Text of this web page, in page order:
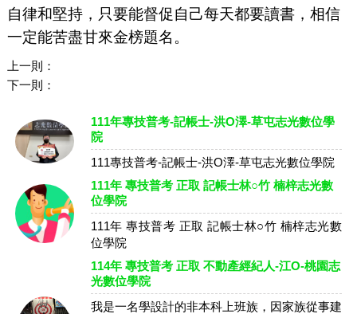
自律和堅持，只要能督促自己每天都要讀書，相信
一定能苦盡甘來金榜題名。
上一則：
下一則：
111年專技普考-記帳士-洪O澤-草屯志光數位學
院
111專技普考-記帳士-洪O澤-草屯志光數位學院
111年 專技普考 正取 記帳士林○竹 楠梓志光數
位學院
111年 專技普考 正取 記帳士林○竹 楠梓志光數
位學院
114年 專技普考 正取 不動產經紀人-江O-桃園志
光數位學院
我是一名學設計的非本科上班族，因家族從事建